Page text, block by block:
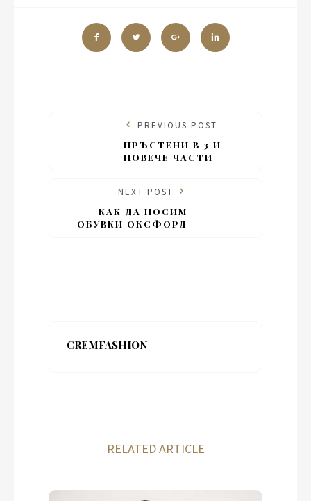
PREVIOUS POST
ПРЪСТЕНИ В 3 И
ПОВЕЧЕ ЧАСТИ
NEXT POST
КАК ДА НОСИМ
ОБУВКИ ОКСФОРД
CREMFASHION
RELATED ARTICLE